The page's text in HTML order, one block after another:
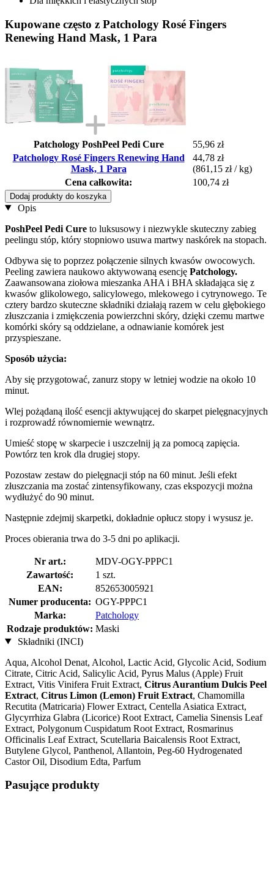
Kupowane często z Patchology Rosé Fingers
Renewing Hand Mask, 1 Para
Patchology PoshPeel Pedi Cure
55,96 zł
Patchology Rosé Fingers Renewing Hand
Mask, 1 Para
44,78 zł
(861,15 zł / kg)
Cena całkowita:
100,74 zł
Dodaj produkty do koszyka
Opis
PoshPeel Pedi Cure to luksusowy i niezwykle skuteczny zabieg
peelingu stóp, który stopniowo usuwa martwy naskórek na stopach.
Odbywa się to poprzez połączenie silnych kwasów owocowych.
Peeling zawiera naukowo aktywowaną esencję Patchology.
Zaawansowana ziołowa mieszanka AHA i BHA składająca się z
kwasów glikolowego, salicylowego, mlekowego i cytrynowego. Te
cztery bardzo skuteczne składniki działają razem w celu głębokiego
złuszczania i zmiękczenia powierzchni skóry, dzięki czemu martwe
komórki skóry są oddzielane, a odnawianie komórek jest
przyspieszane.
Sposób użycia:
Aby się przygotować, zanurz stopy w letniej wodzie na około 10
minut.
Wlej pożądaną ilość esencji aktywującej do skarpet pielęgnacyjnych
i rozprowadź równomiernie wewnątrz.
Umieść stopę w skarpecie i uszczelnij ją za pomocą zapięcia.
Powtórz ten krok dla drugiej stopy.
Pozostaw zestaw do pielęgnacji stóp na 60 minut. Jeśli efekt
złuszczania ma zostać zintensyfikowany, czas ekspozycji można
wydłużyć do 90 minut.
Następnie zdejmij skarpetki, dokładnie opłucz stopy i wysusz je.
Proces obierania trwa do 3-5 dni po aplikacji.
Nr art.:
MDV-OGY-PPPC1
Zawartość:
1 szt.
EAN:
852653005921
Numer producenta: OGY-PPPC1
Marka:
Patchology
Rodzaje produktów: Maski
Składniki (INCI)
Aqua, Alcohol Denat, Alcohol, Lactic Acid, Glycolic Acid, Sodium
Citrate, Citric Acid, Salicylic Acid, Pyrus Malus (Apple) Fruit
Extract, Vitis Vinifera Fruit Extract, Citrus Aurantium Dulcis Peel
Extract, Citrus Limon (Lemon) Fruit Extract, Chamomilla
Recutita (Matricaria) Flower Extract, Centella Asiatica Extract,
Glycyrrhiza Glabra (Licorice) Root Extract, Camelia Sinensis Leaf
Extract, Polygonum Cuspidatum Root Extract, Rosmarinus
Officinalis Leaf Extract, Scutellaria Baicalensis Root Extract,
Butylene Glycol, Panthenol, Allantoin, Peg-60 Hydrogenated
Castor Oil, Disodium Edta, Parfum
Pasujące produkty